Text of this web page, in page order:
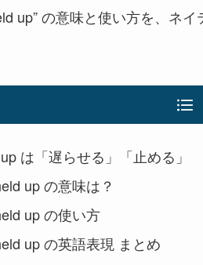
up” の意味と使い方を、ネ
は「遅らせる」「止める」
up の意味は？
up の使い方
up の英語表現 まとめ